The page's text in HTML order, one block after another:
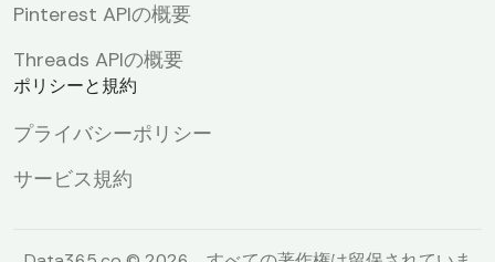
Pinterest APIの概要
Threads APIの概要
ポリシーと規約
プライバシーポリシー
サービス規約